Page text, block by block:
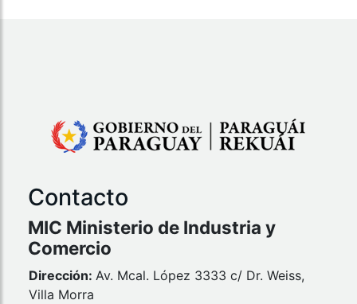
Contacto
MIC Ministerio de Industria y
Comercio
Dirección: Av. Mcal. López 3333 c/ Dr. Weiss,
Villa Morra